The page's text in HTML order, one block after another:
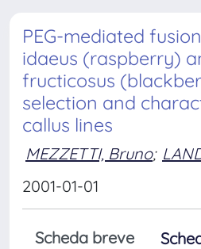
PEG-mediated
idaeus (raspberry)
fructicosus
selection and
callus lines
MEZZETTI, Bruno;
2001-01-01
Scheda breve